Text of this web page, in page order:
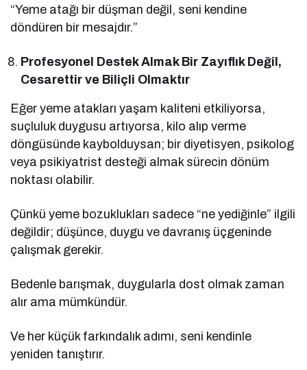
“Yeme atağı bir düşman değil, seni kendine
döndüren bir mesajdır.”
Profesyonel Destek Almak Bir Zayıflık Değil,
Cesarettir ve Biliçli Olmaktır
Eğer yeme atakları yaşam kaliteni etkiliyorsa,
suçluluk duygusu artıyorsa, kilo alıp verme
döngüsünde kaybolduysan; bir diyetisyen, psikolog
veya psikiyatrist desteği almak sürecin dönüm
noktası olabilir.
Çünkü yeme bozuklukları sadece “ne yediğinle” ilgili
değildir; düşünce, duygu ve davranış üçgeninde
çalışmak gerekir.
Bedenle barışmak, duygularla dost olmak zaman
alır ama mümkündür.
Ve her küçük farkındalık adımı, seni kendinle
yeniden tanıştırır.